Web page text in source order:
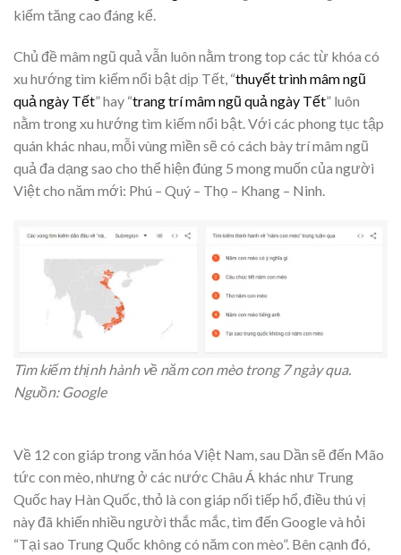
kiếm tăng cao đáng kể.
Chủ đề mâm ngũ quả vẫn luôn nằm trong top các từ khóa có
xu hướng tìm kiếm nổi bật dịp Tết, “thuyết trình mâm ngũ
quả ngày Tết” hay “trang trí mâm ngũ quả ngày Tết” luôn
nằm trong xu hướng tìm kiếm nổi bật. Với các phong tục tập
quán khác nhau, mỗi vùng miền sẽ có cách bày trí mâm ngũ
quả đa dạng sao cho thể hiện đúng 5 mong muốn của người
Việt cho năm mới: Phú – Quý – Thọ – Khang – Ninh.
Tìm kiếm thịnh hành về năm con mèo trong 7 ngày qua.
Nguồn: Google
​Về 12 con giáp trong văn hóa Việt Nam, sau Dần sẽ đến Mão
tức con mèo, nhưng ở các nước Châu Á khác như Trung
Quốc hay Hàn Quốc, thỏ là con giáp nối tiếp hổ, điều thú vị
này đã khiến nhiều người thắc mắc, tìm đến Google và hỏi
“Tại sao Trung Quốc không có năm con mèo”. Bên cạnh đó,